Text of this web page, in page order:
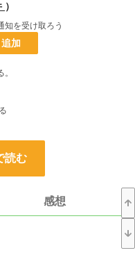
）
知を受け取ろう
加
られる。
を偶然見かけ、諦めることを決
読む
感想